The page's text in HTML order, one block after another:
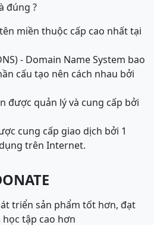
đúng ?
miền thuộc cấp cao nhất tại
- Domain Name System bao
cấu tạo nên cách nhau bởi
được quản lý và cung cấp bởi
cung cấp giao dịch bởi 1
trên Internet.
triển sản phẩm tốt hơn, đạt
học tập cao hơn